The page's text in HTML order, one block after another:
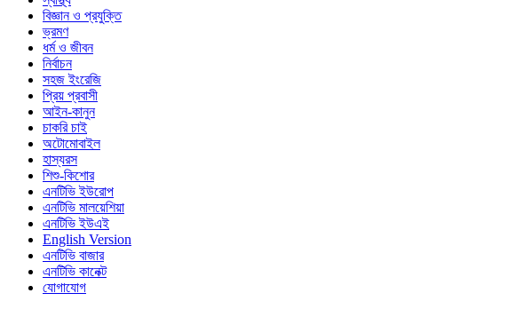
বিজ্ঞান ও প্রযুক্তি
ভ্রমণ
ধর্ম ও জীবন
নির্বাচন
সহজ ইংরেজি
প্রিয় প্রবাসী
আইন-কানুন
চাকরি চাই
অটোমোবাইল
হাস্যরস
শিশু-কিশোর
এনটিভি ইউরোপ
এনটিভি মালয়েশিয়া
এনটিভি ইউএই
English Version
এনটিভি বাজার
এনটিভি কানেক্ট
যোগাযোগ